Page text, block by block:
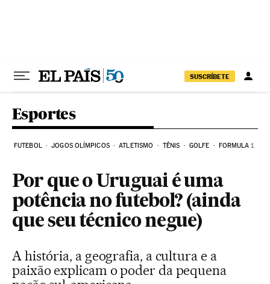
SUSCRÍBETE
Esportes
FUTEBOL JOGOS OLÍMPICOS ATLETISMO TÊNIS GOLFE FORMULA 1
Por que o Uruguai é uma
potência no futebol? (ainda
que seu técnico negue)
A história, a geografia, a cultura e a
paixão explicam o poder da pequena